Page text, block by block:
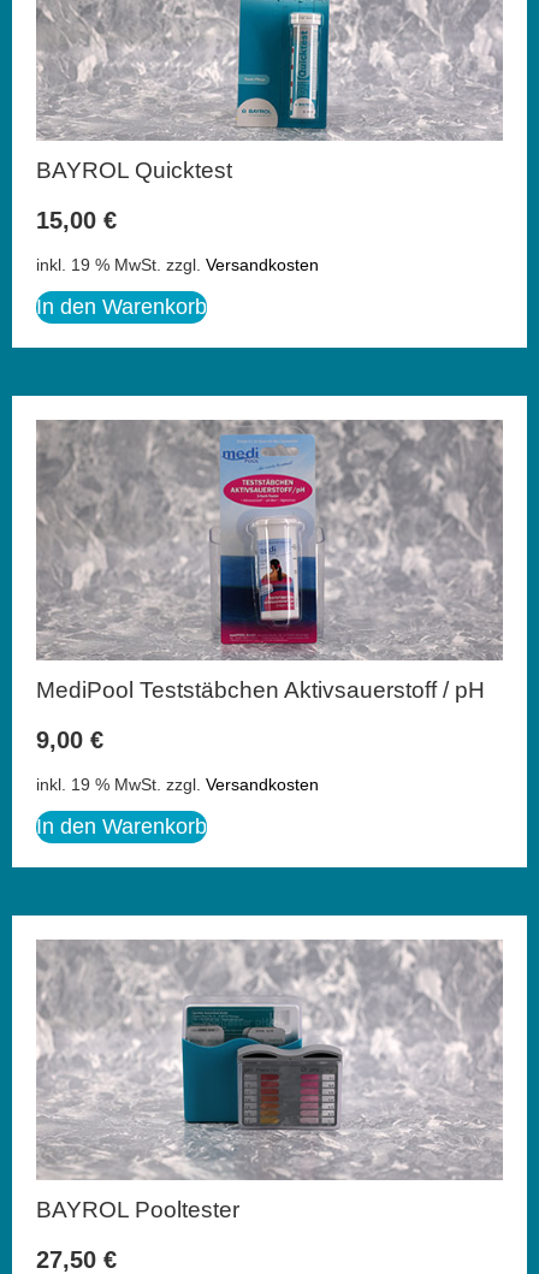
BAYROL Quicktest
15,00 €
inkl. 19 % MwSt. zzgl. Versandkosten
In den Warenkorb
MediPool Teststäbchen Aktivsauerstoff / pH
9,00 €
inkl. 19 % MwSt. zzgl. Versandkosten
In den Warenkorb
BAYROL Pooltester
27,50 €